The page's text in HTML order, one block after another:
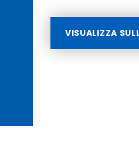
VISUALIZZA